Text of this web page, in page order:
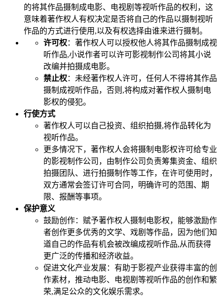
的将其作品摄制成电影、电视剧等视听作品的权利，这
意味着著作权人有权决定是否将自己的作品以摄制视听
作品的方式进行使用,以及有权选择由谁来进行摄制。
许可权：著作权人可以授权他人将其作品摄制成视
听作品,小说作者可以许可影视制作公司将其小说
改编并拍摄成电影。
禁止权：未经著作权人许可，任何人不得将其作品
摄制成视听作品，否则,将构成对著作权人摄制电
影权的侵犯。
行使方式
著作权人可以自己投资、组织拍摄,将作品转化为
视听作品。
更多情况下，著作权人会将摄制电影权许可给专业
的影视制作公司，由制作公司负责筹集资金、组织
拍摄团队、进行拍摄制作等工作，在许可使用时，
双方通常会签订许可合同，明确许可的范围、期
限、报酬等事项。
保护意义
鼓励创作：赋予著作权人摄制电影权，能够激励作
者创作更多优秀的文学、戏剧等作品，因为他们知
道自己的作品有机会被改编成视听作品,从而获得
更广泛的传播和经济收益。
促进文化产业发展：有助于影视产业获得丰富的创
作素材，推动电影、电视剧等视听作品的创作和繁
荣,满足公众的文化娱乐需求。